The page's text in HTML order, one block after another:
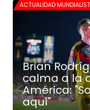
ACTUALIDAD
Brian
calma a la
América:
aquí"